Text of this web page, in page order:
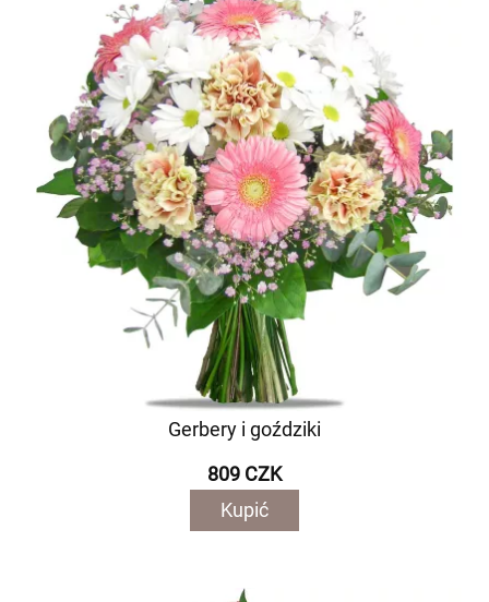
Gerbery i goździki
809 CZK
Kupić